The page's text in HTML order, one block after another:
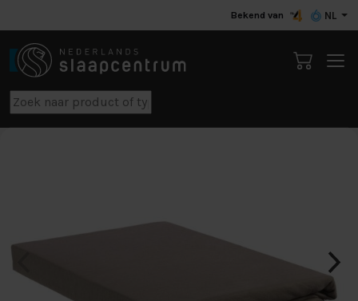
Bekend van NL